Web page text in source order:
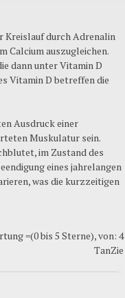
Kreislauf durch Adrenalin
Calcium auszugleichen.
dann unter Vitamin D
Vitamin D betreffen die
Ausdruck einer
Muskulatur sein.
im Zustand des
eines jahrelangen
was die kurzzeitigen
=(0 bis 5 Sterne), von: 4
TanZie